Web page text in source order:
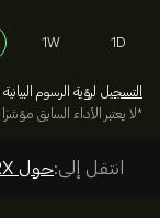
1D
1W
التسجيل لرؤية الرسوم
*لا يعتبر الأداء السابق
انتقل إلى:حول XRX >